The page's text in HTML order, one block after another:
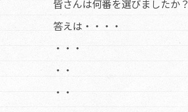
皆さんは何番を選びましたか？
答えは・・・・
・・・
・・
・・